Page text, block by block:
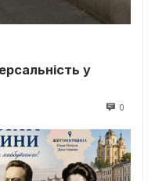
у
0